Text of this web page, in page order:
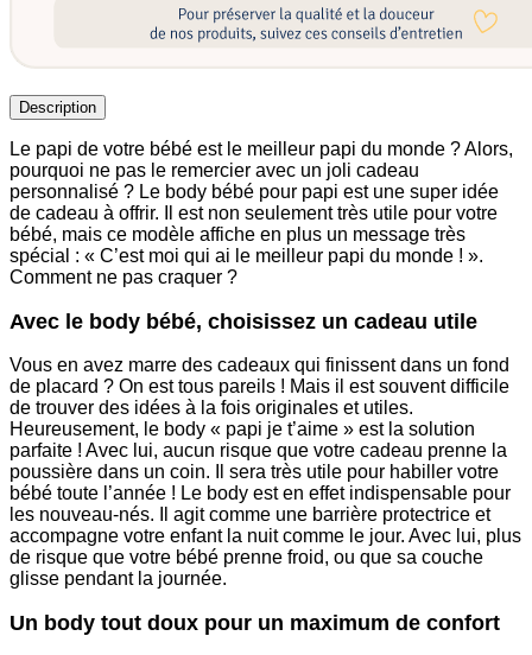
Description
Le papi de votre bébé est le meilleur papi du monde ? Alors,
pourquoi ne pas le remercier avec un joli cadeau
personnalisé ? Le body bébé pour papi est une super idée
de cadeau à offrir. Il est non seulement très utile pour votre
bébé, mais ce modèle affiche en plus un message très
spécial : « C’est moi qui ai le meilleur papi du monde ! ».
Comment ne pas craquer ?
Avec le body bébé, choisissez un cadeau utile
Vous en avez marre des cadeaux qui finissent dans un fond
de placard ? On est tous pareils ! Mais il est souvent difficile
de trouver des idées à la fois originales et utiles.
Heureusement, le body « papi je t’aime » est la solution
parfaite ! Avec lui, aucun risque que votre cadeau prenne la
poussière dans un coin. Il sera très utile pour habiller votre
bébé toute l’année ! Le body est en effet indispensable pour
les nouveau-nés. Il agit comme une barrière protectrice et
accompagne votre enfant la nuit comme le jour. Avec lui, plus
de risque que votre bébé prenne froid, ou que sa couche
glisse pendant la journée.
Un body tout doux pour un maximum de confort